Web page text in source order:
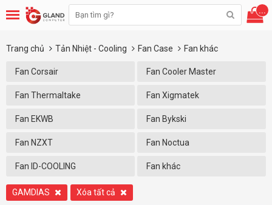
...
Trang chủ Tản Nhiệt - Cooling Fan Case Fan khác
Fan Corsair Fan Cooler Master
Fan Thermaltake Fan Xigmatek
Fan EKWB Fan Bykski
Fan NZXT Fan Noctua
Fan ID-COOLING Fan khác
GAMDIAS Xóa tất cả